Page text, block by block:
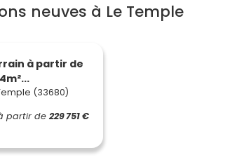
programme neuf à Le Temple, c’est
acquisition sans stress. Tu hésites
voisines comme Le Porge et Lacanau
une ambiance forestière familiale,
autant d’options pour comparer
à la qualité de vie. Sur Vivre dans le
vues, prestations, calendrier de
de te projeter, d’examiner les plans,
ou rendez-vous qui font sens. Si tu veux
neuves à Le Temple
à partir de
(33680)
partir de 229 751 €